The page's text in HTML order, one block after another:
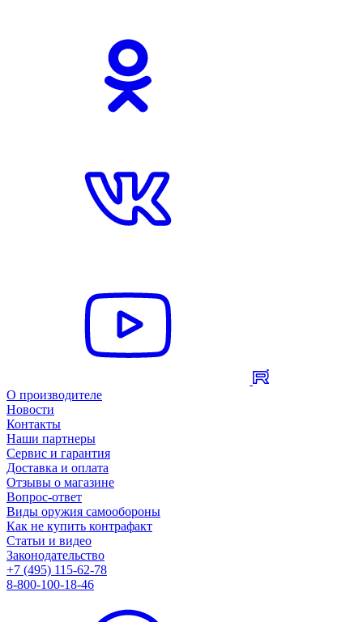
О производителе
Новости
Контакты
Наши партнеры
Сервис и гарантия
Доставка и оплата
Отзывы о магазине
Вопрос-ответ
Виды оружия самообороны
Как не купить контрафакт
Статьи и видео
Законодательство
+7 (495) 115-62-78
8-800-100-18-46